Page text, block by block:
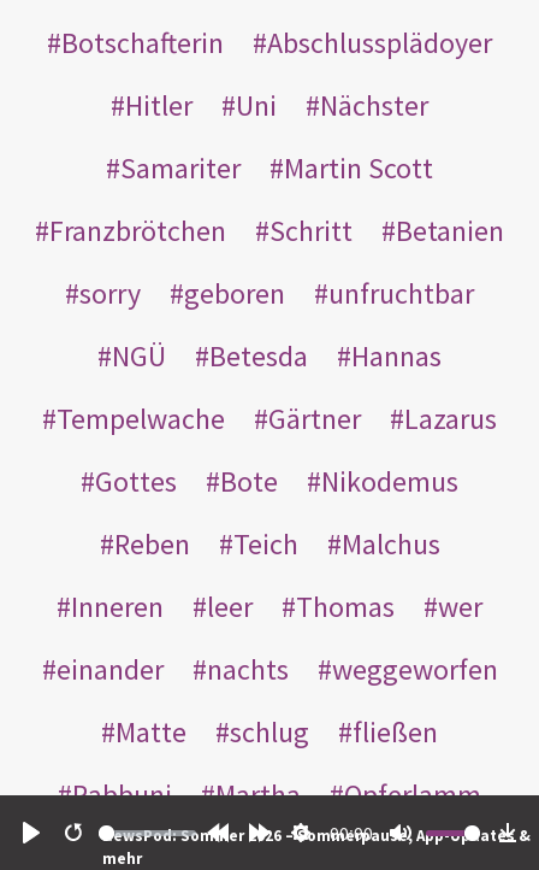
Restart
00:00
NewsPod: Sommer 2026 – Sommerpause, App-Updates &
mehr
Botschafterin
Abschlussplädoyer
Hitler
Uni
Nächster
Samariter
Martin Scott
Franzbrötchen
Schritt
Betanien
sorry
geboren
unfruchtbar
NGÜ
Betesda
Hannas
Tempelwache
Gärtner
Lazarus
Gottes
Bote
Nikodemus
Reben
Teich
Malchus
Inneren
leer Thomas
wer
einander
nachts
weggeworfen
Matte
schlug
fließen
Rabbuni
Martha
Opferlamm
gewaschen
jüdischen